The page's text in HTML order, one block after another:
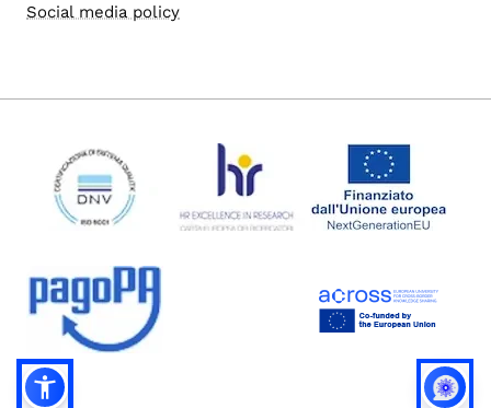
Social media policy